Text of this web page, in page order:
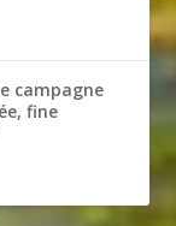
campagne
fine